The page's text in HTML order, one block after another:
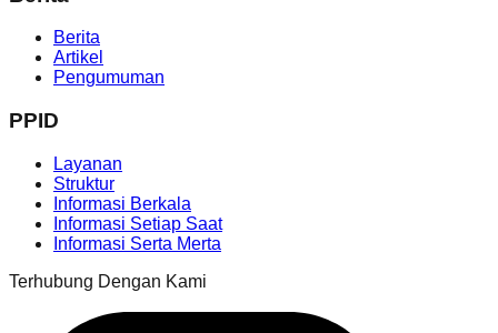
Berita
Artikel
Pengumuman
PPID
Layanan
Struktur
Informasi Berkala
Informasi Setiap Saat
Informasi Serta Merta
Terhubung Dengan Kami